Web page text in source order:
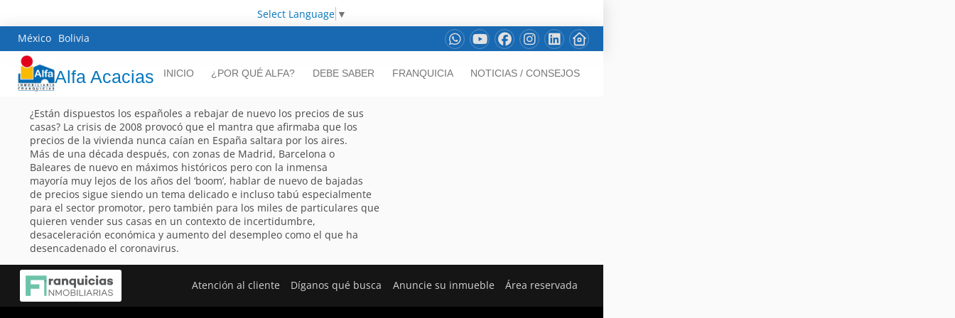
Select Language ▼
México Bolivia
Alfa Acacias INICIO ¿POR QUÉ ALFA? DEBE SABER FRANQUICIA NOTICIAS / CONSEJOS
¿Están dispuestos los españoles a rebajar de nuevo los precios de sus
casas? La crisis de 2008 provocó que el mantra que afirmaba que los
precios de la vivienda nunca caían en España saltara por los aires.
Más de una década después, con zonas de Madrid, Barcelona o
Baleares de nuevo en máximos históricos pero con la inmensa
mayoría muy lejos de los años del ‘boom’, hablar de nuevo de bajadas
de precios sigue siendo un tema delicado e incluso tabú especialmente
para el sector promotor, pero también para los miles de particulares que
quieren vender sus casas en un contexto de incertidumbre,
desaceleración económica y aumento del desempleo como el que ha
desencadenado el coronavirus.
Atención al cliente Díganos qué busca Anuncie su inmueble Área reservada